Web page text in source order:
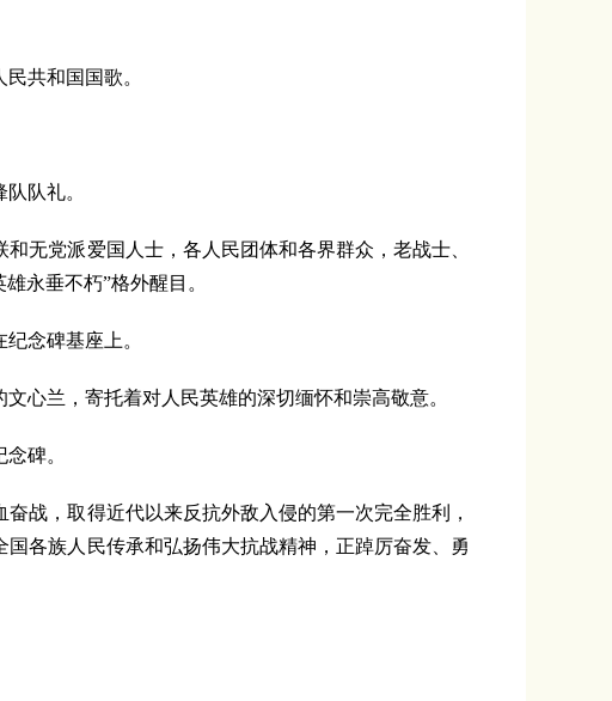
共和国国歌。
队礼。
党派爱国人士，各人民团体和各界群众，老战士、
永垂不朽”格外醒目。
念碑基座上。
兰，寄托着对人民英雄的深切缅怀和崇高敬意。
碑。
战，取得近代以来反抗外敌入侵的第一次完全胜利，
各族人民传承和弘扬伟大抗战精神，正踔厉奋发、勇